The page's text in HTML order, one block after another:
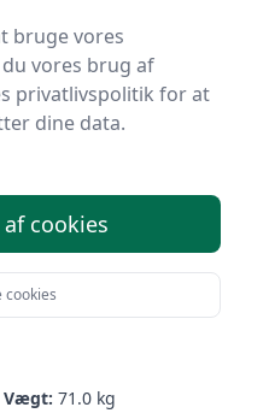
Vægt: 71.0 kg
bruge vores
vores brug af
privatlivspolitik for at
dine data.
cookies
cookies